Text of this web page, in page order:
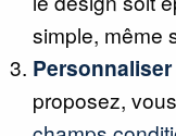
simple, même
Personnaliser
proposez,